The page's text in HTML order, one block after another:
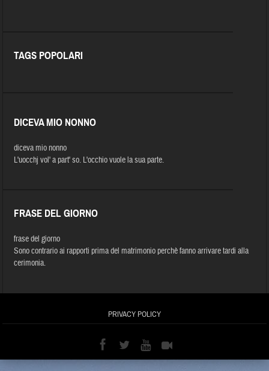
TAGS POPOLARI
DICEVA MIO NONNO
diceva mio nonno
L'uocchj vol' a part' so. L'occhio vuole la sua parte.
FRASE DEL GIORNO
frase del giorno
Sono contrario ai rapporti prima del matrimonio perchè fanno arrivare tardi alla
cerimonia.
PRIVACY POLICY